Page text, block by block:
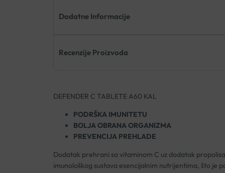
Dodatne Informacije
Recenzije Proizvoda
DEFENDER C TABLETE A60 KAL
PODRŠKA IMUNITETU
BOLJA OBRANA ORGANIZMA
PREVENCIJA PREHLADE
Dodatak prehrani sa vitaminom C uz dodatak
imunološkog sustava esencijalnim nutrijentima, što je